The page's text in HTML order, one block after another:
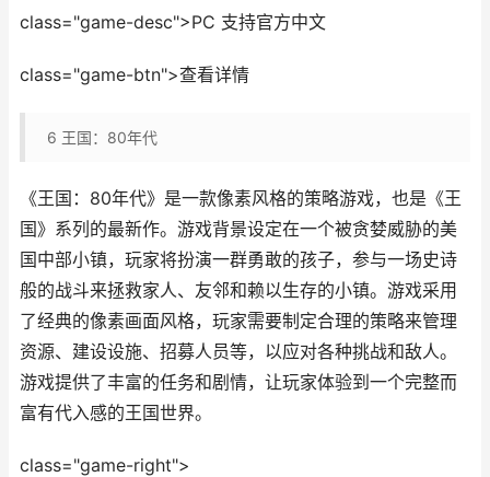
class="game-desc">PC 支持官方中文
class="game-btn">查看详情
6 王国：80年代
《王国：80年代》是一款像素风格的策略游戏，也是《王
国》系列的最新作。游戏背景设定在一个被贪婪威胁的美
国中部小镇，玩家将扮演一群勇敢的孩子，参与一场史诗
般的战斗来拯救家人、友邻和赖以生存的小镇。游戏采用
了经典的像素画面风格，玩家需要制定合理的策略来管理
资源、建设设施、招募人员等，以应对各种挑战和敌人。
游戏提供了丰富的任务和剧情，让玩家体验到一个完整而
富有代入感的王国世界。
class="game-right">